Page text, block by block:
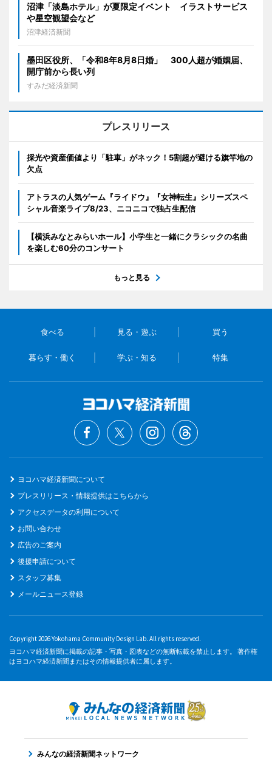
沼津「淡島ホテル」が夏限定イベント イラストサービス
や星空観望会など
沼津経済新聞
墨田区役所、「令和8年8月8日婚」 300人超が婚姻届、
開庁前から長い列
すみだ経済新聞
プレスリリース
採光や資産価値より「駐車」がネック！5割超が避ける旗竿地の
欠点
アトラスの人気ゲーム『ライドウ』『女神転生』シリーズスペ
シャル音楽ライブ8/23、ニコニコで独占生配信
【横浜みなとみらいホール】小学生と一緒にクラシックの名曲
を楽しむ60分のコンサート
もっと見る
食べる 見る・遊ぶ 買う
暮らす・働く 学ぶ・知る 特集
ヨコハマ経済新聞について
プレスリリース・情報提供はこちらから
アクセスデータの利用について
お問い合わせ
広告のご案内
後援申請について
スタッフ募集
メールニュース登録
Copyright 2026 Yokohama Community Design Lab. All rights reserved.
ヨコハマ経済新聞に掲載の記事・写真・図表などの無断転載を禁止します。 著作権
はヨコハマ経済新聞またはその情報提供者に属します。
みんなの経済新聞ネットワーク